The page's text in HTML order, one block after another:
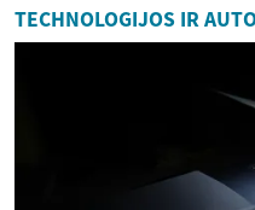
TECHNOLOGIJOS IR